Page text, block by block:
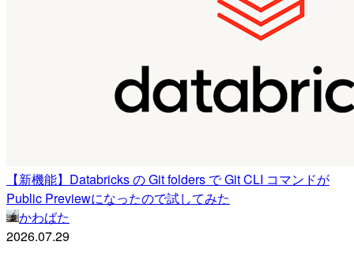
【新機能】Databricks の Git folders で Git CLI コマンドが
Public Previewになったので試してみた
かわばた
2026.07.29